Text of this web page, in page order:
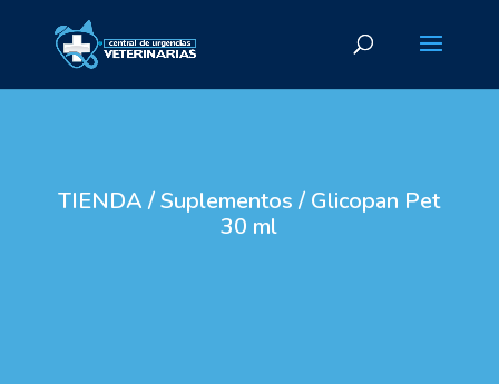
TIENDA /Suplementos / Glicopan Pet
30 ml